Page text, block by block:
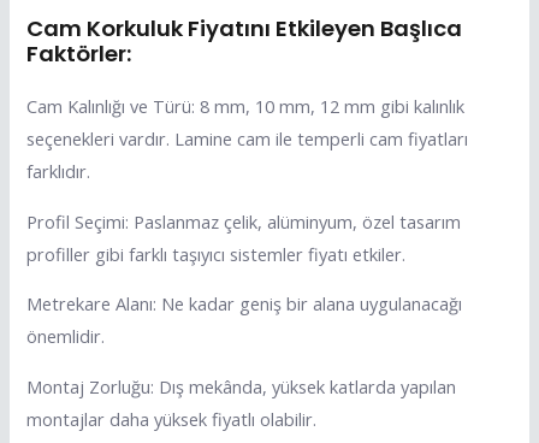
Cam Korkuluk Fiyatını Etkileyen Başlıca
Faktörler:
Cam Kalınlığı ve Türü: 8 mm, 10 mm, 12 mm gibi kalınlık
seçenekleri vardır. Lamine cam ile temperli cam fiyatları
farklıdır.
Profil Seçimi: Paslanmaz çelik, alüminyum, özel tasarım
profiller gibi farklı taşıyıcı sistemler fiyatı etkiler.
Metrekare Alanı: Ne kadar geniş bir alana uygulanacağı
önemlidir.
Montaj Zorluğu: Dış mekânda, yüksek katlarda yapılan
montajlar daha yüksek fiyatlı olabilir.